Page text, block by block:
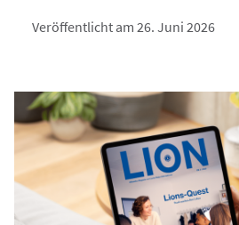
Veröffentlicht am 26. Juni 2026